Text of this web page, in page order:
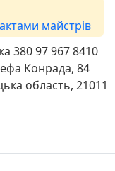
майстрів
380 97 967 8410
Конрада, 84
область, 21011